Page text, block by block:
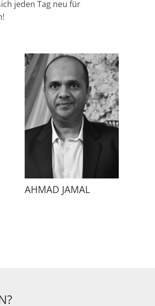
jeden Tag neu für
AHMAD JAMAL